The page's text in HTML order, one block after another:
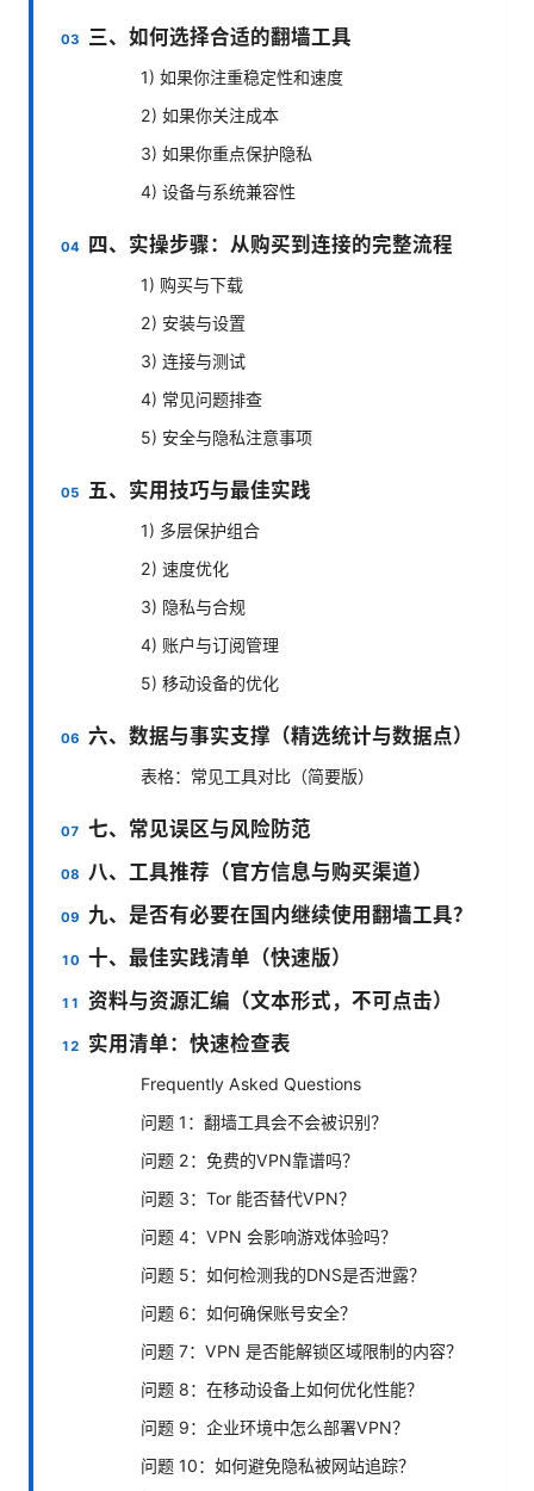
三、如何选择合适的翻墙工具
1) 如果你注重稳定性和速度
2) 如果你关注成本
3) 如果你重点保护隐私
4) 设备与系统兼容性
四、实操步骤：从购买到连接的完整流程
1) 购买与下载
2) 安装与设置
3) 连接与测试
4) 常见问题排查
5) 安全与隐私注意事项
五、实用技巧与最佳实践
1) 多层保护组合
2) 速度优化
3) 隐私与合规
4) 账户与订阅管理
5) 移动设备的优化
六、数据与事实支撑（精选统计与数据点）
表格：常见工具对比（简要版）
七、常见误区与风险防范
八、工具推荐（官方信息与购买渠道）
九、是否有必要在国内继续使用翻墙工具？
十、最佳实践清单（快速版）
资料与资源汇编（文本形式，不可点击）
实用清单：快速检查表
Frequently Asked Questions
问题 1：翻墙工具会不会被识别？
问题 2：免费的VPN靠谱吗？
问题 3：Tor 能否替代VPN？
问题 4：VPN 会影响游戏体验吗？
问题 5：如何检测我的DNS是否泄露？
问题 6：如何确保账号安全？
问题 7：VPN 是否能解锁区域限制的内容？
问题 8：在移动设备上如何优化性能？
问题 9：企业环境中怎么部署VPN？
问题 10：如何避免隐私被网站追踪？